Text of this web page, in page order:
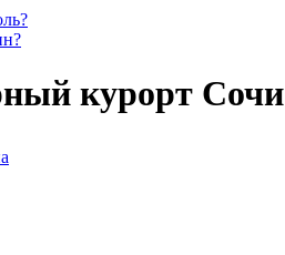
курорт Сочи